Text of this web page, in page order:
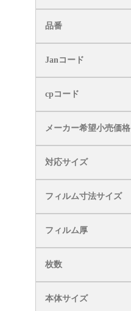
品番
Janコード
cpコード
メーカー希望小売価格
対応サイズ
フィルム寸法サイズ
フィルム厚
枚数
本体サイズ